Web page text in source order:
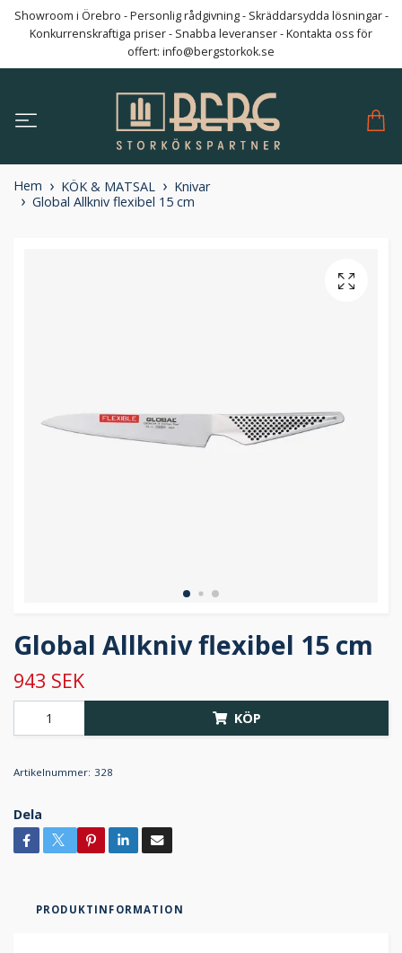
Showroom i Örebro - Personlig rådgivning - Skräddarsydda lösningar -
Konkurrenskraftiga priser - Snabba leveranser - Kontakta oss för
offert: info@bergstorkok.se
Hem KÖK & MATSAL
Knivar
Global Allkniv flexibel 15 cm
Global Allkniv flexibel 15 cm
943 SEK
KÖP
Artikelnummer: 328
Dela
PRODUKTINFORMATION